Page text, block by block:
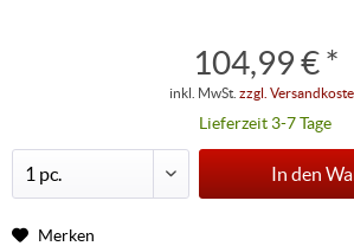
104,99 € *
inkl. MwSt. zzgl.
Lieferzeit 3-7 Tage
In den
Merken